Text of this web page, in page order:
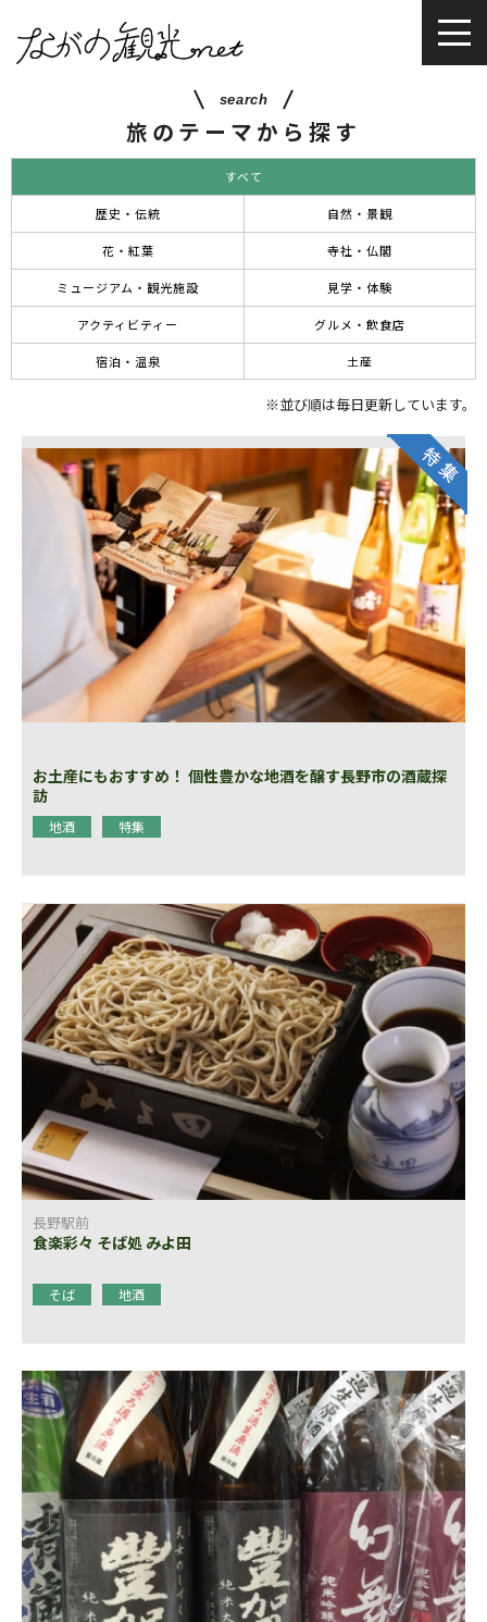
search
旅のテーマから探す
すべて
歴史・伝統 自然・景観
花・紅葉 寺社・仏閣
ミュージアム・観光施設 見学・体験
アクティビティー グルメ・飲食店
宿泊・温泉 土産
※並び順は毎日更新しています。
お土産にもおすすめ！ 個性豊かな地酒を醸す長野市の酒蔵探
訪
地酒 特集
長野駅前
食楽彩々 そば処 みよ田
そば 地酒